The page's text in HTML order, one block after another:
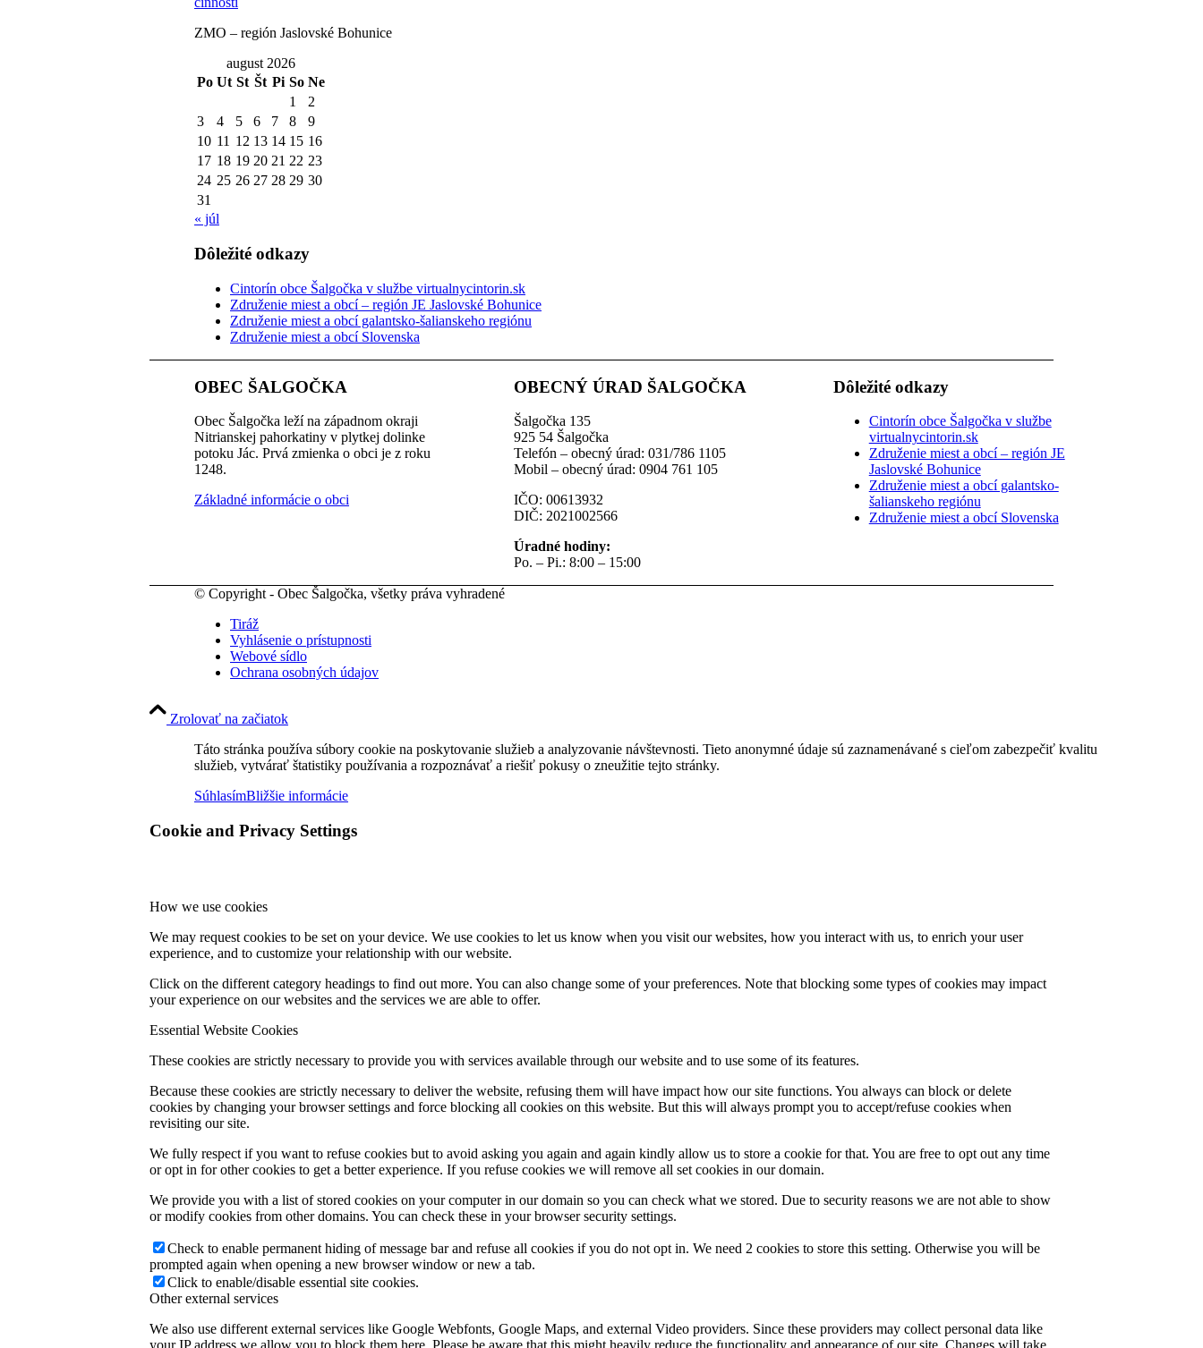
ZMO – región Jaslovské Bohunice
august 2026
Po Ut St Št Pi So Ne
1
2
3
4 5 6 7 8
9
10 11 12 13 14 15 16
17 18 19 20 21 22 23
24 25 26 27 28 29 30
31
« júl
Dôležité odkazy
Cintorín obce Šalgočka v službe virtualnycintorin.sk
Združenie miest a obcí – región JE Jaslovské Bohunice
Združenie miest a obcí galantsko-šalianskeho regiónu
Združenie miest a obcí Slovenska
OBEC ŠALGOČKA
Obec Šalgočka leží na západnom okraji
Nitrianskej pahorkatiny v plytkej dolinke
potoku Jác. Prvá zmienka o obci je z roku
1248.
Základné informácie o obci
OBECNÝ ÚRAD ŠALGOČKA
Šalgočka 135
925 54 Šalgočka
Telefón – obecný úrad: 031/786 1105
Mobil – obecný úrad: 0904 761 105
IČO: 00613932
DIČ: 2021002566
Úradné hodiny:
Po. – Pi.: 8:00 – 15:00
Dôležité odkazy
Cintorín obce Šalgočka v službe
virtualnycintorin.sk
Združenie miest a obcí – región JE
Jaslovské Bohunice
Združenie miest a obcí galantsko-
šalianskeho regiónu
Združenie miest a obcí Slovenska
© Copyright - Obec Šalgočka, všetky práva vyhradené
Tiráž
Vyhlásenie o prístupnosti
Webové sídlo
Ochrana osobných údajov
Zrolovať na začiatok
Táto stránka používa súbory cookie na poskytovanie služieb a analyzovanie návštevnosti. Tieto anonymné údaje sú zaznamenávané s cieľom zabezpečiť kvalitu
služieb, vytvárať štatistiky používania a rozpoznávať a riešiť pokusy o zneužitie tejto stránky.
SúhlasímBližšie informácie
Cookie and Privacy Settings
How we use cookies
We may request cookies to be set on your device. We use cookies to let us know when you visit our websites, how you interact with us, to enrich your user
experience, and to customize your relationship with our website.
Click on the different category headings to find out more. You can also change some of your preferences. Note that blocking some types of cookies may impact
your experience on our websites and the services we are able to offer.
Essential Website Cookies
These cookies are strictly necessary to provide you with services available through our website and to use some of its features.
Because these cookies are strictly necessary to deliver the website, refusing them will have impact how our site functions. You always can block or delete
cookies by changing your browser settings and force blocking all cookies on this website. But this will always prompt you to accept/refuse cookies when
revisiting our site.
We fully respect if you want to refuse cookies but to avoid asking you again and again kindly allow us to store a cookie for that. You are free to opt out any time
or opt in for other cookies to get a better experience. If you refuse cookies we will remove all set cookies in our domain.
We provide you with a list of stored cookies on your computer in our domain so you can check what we stored. Due to security reasons we are not able to show
or modify cookies from other domains. You can check these in your browser security settings.
Check to enable permanent hiding of message bar and refuse all cookies if you do not opt in. We need 2 cookies to store this setting. Otherwise you will be
prompted again when opening a new browser window or new a tab.
Click to enable/disable essential site cookies.
Other external services
We also use different external services like Google Webfonts, Google Maps, and external Video providers. Since these providers may collect personal data like
your IP address we allow you to block them here. Please be aware that this might heavily reduce the functionality and appearance of our site. Changes will take